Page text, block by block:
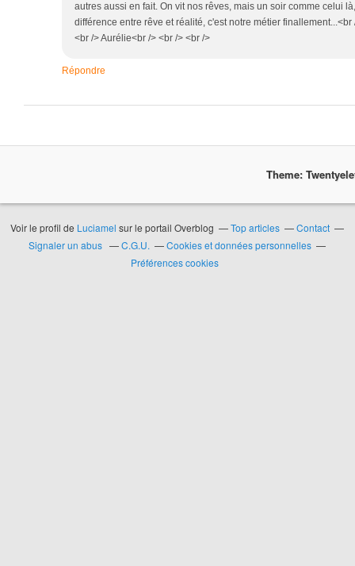
autres aussi en fait. On vit nos rêves, mais un soir comme celui
différence entre rêve et réalité, c'est notre métier finallement...<br
<br /> Aurélie<br /> <br /> <br />
Répondre
Theme:
Voir le profil de Luciamel sur le portail Overblog Top articles
Contact
Signaler un abus
C.G.U.
Cookies et données personnelles
Préférences cookies